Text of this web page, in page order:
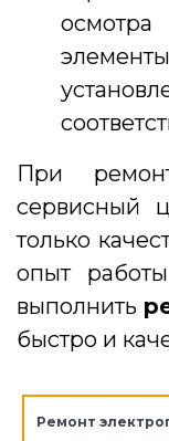
При
сервисный
только
опыт
выполнить
быстро и
Ремонт